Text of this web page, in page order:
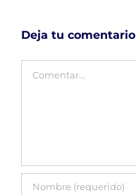
Deja tu comentario
Comentar